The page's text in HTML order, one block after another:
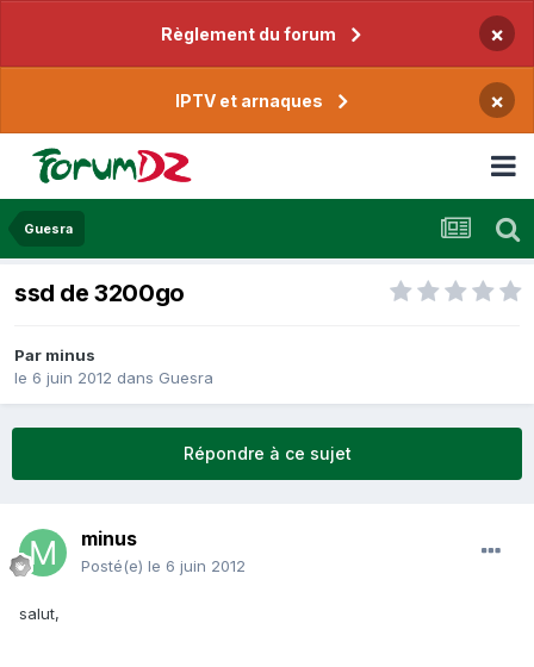
Règlement du forum ×
IPTV et arnaques ×
Guesra
ssd de 3200go
Par minus
le 6 juin 2012 dans Guesra
Répondre à ce sujet
minus
Posté(e) le 6 juin 2012
salut,